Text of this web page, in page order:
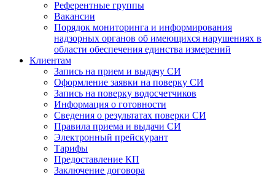
Референтные группы
Вакансии
Порядок мониторинга и информирования
надзорных органов об имеющихся нарушениях в
области обеспечения единства измерений
Клиентам
Запись на прием и выдачу СИ
Оформление заявки на поверку СИ
Запись на поверку водосчетчиков
Информация о готовности
Сведения о результатах поверки СИ
Правила приема и выдачи СИ
Электронный прейскурант
Тарифы
Предоставление КП
Заключение договора